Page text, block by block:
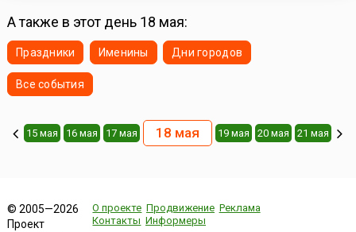
А также в этот день 18 мая:
Праздники Именины Дни городов
Все события
15 мая 16 мая 17 мая 18 мая 19 мая 20 мая 21 мая
© 2005—2026
Проект
О проекте Продвижение Реклама
Контакты Информеры